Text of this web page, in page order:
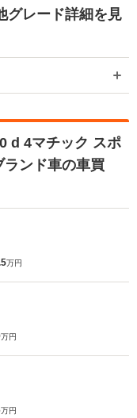
グレード詳細を見
d 4マチック スポ
ランド車の車買
万円
万円
万円